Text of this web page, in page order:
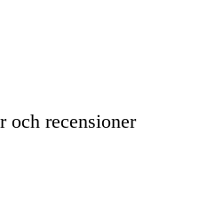
och recensioner